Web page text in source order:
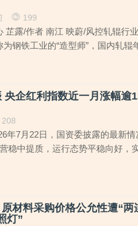
199
芷露/作者 南江 映蔚/风控轧辊行
钢铁工业的“造型师”，国内轧辊
央企红利指数近一月涨幅逾
208
年7月22日，国资委披露的最新
稳中提质，运行态势平稳向好，
材料采购价格公允性遭“两
灯”